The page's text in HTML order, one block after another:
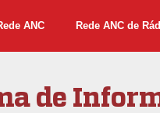
ANC Rede ANC de
de